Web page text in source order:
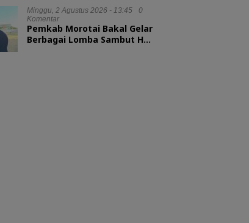
Minggu, 2 Agustus 2026 - 13:45
0
Komentar
Pemkab Morotai Bakal Gelar
Berbagai Lomba Sambut HUT